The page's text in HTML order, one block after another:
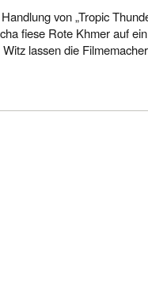
von „Tropic
fiese Rote Khmer auf ein
lassen die